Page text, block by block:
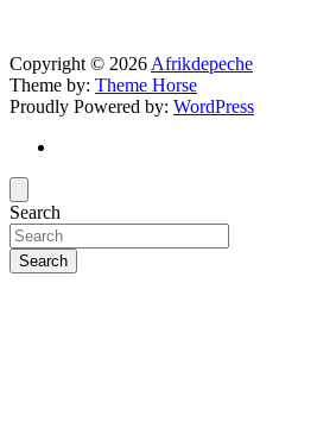
Copyright © 2026 Afrikdepeche
Theme by: Theme Horse
Proudly Powered by: WordPress
Search
Search